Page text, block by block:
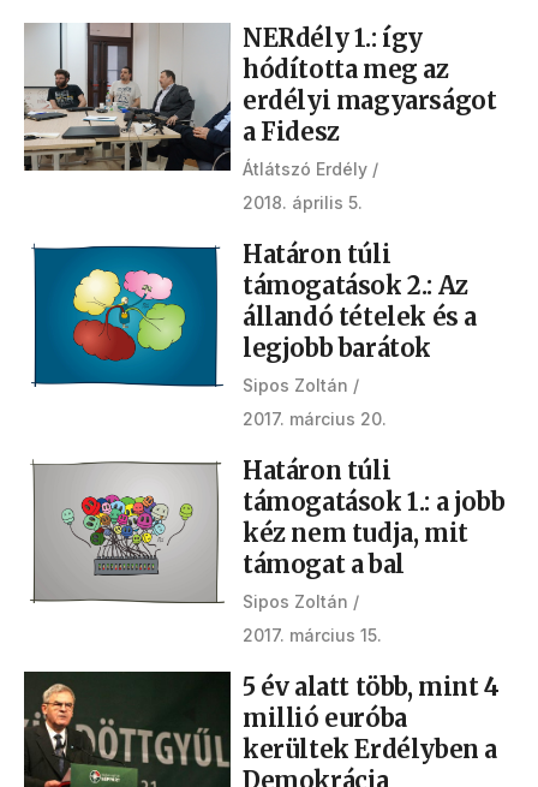
NERdély 1.: így
hódította meg az
erdélyi magyarságot
a Fidesz
Átlátszó Erdély
2018. április 5.
Határon túli
támogatások 2.: Az
állandó tételek és a
legjobb barátok
Sipos Zoltán
2017. március 20.
Határon túli
támogatások 1.: a jobb
kéz nem tudja, mit
támogat a bal
Sipos Zoltán
2017. március 15.
5 év alatt több, mint 4
millió euróba
kerültek Erdélyben a
Demokrácia